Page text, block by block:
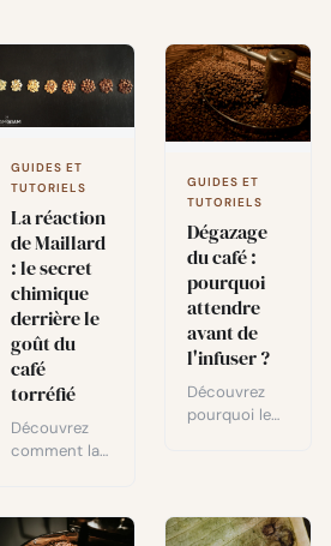
espresso et
honnête
plusieurs
d'utilisation.
mon choix
5/5 pour le
café en
déplacement.
GUIDES ET
TUTORIELS
La réaction
de Maillard
: le secret
chimique
derrière le
goût du
café
torréfié
Découvrez
comment la
transforme le
GUIDES ET
TUTORIELS
Dégazage
du café :
pourquoi
attendre
avant de
l'infuser ?
Découvrez
pourquoi le
rôle du